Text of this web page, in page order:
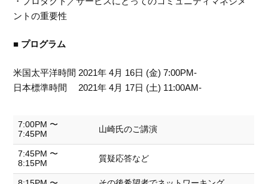
ントの重要性
■ プログラム
米国太平洋時間 2021年 4月 16日 (金) 7:00PM-
日本標準時間 2021年 4月 17日 (土) 11:00AM-
7:00PM 〜
7:45PM
山崎氏のご講演
7:45PM 〜
8:15PM
質疑応答など